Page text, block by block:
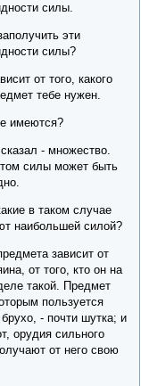
силы.
эти
силы?
от того, какого
тебе нужен.
имеются?
- множество.
силы может быть
в таком случае
наибольшей силой?
зависит от
от того, кто он на
такой. Предмет
пользуется
- почти шутка; и
орудия сильного
от него свою